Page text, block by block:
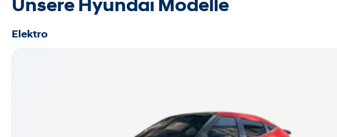
Unsere Hyundai Modelle
Elektro